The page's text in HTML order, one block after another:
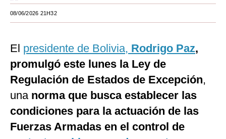
Internacional
Tecnología
Mix
G de Gestión
08/06/2026 21H32
El presidente de Bolivia, Rodrigo Paz,
promulgó este lunes la Ley de
Regulación de Estados de Excepción,
una norma que busca establecer las
condiciones para la actuación de las
Fuerzas Armadas en el control de